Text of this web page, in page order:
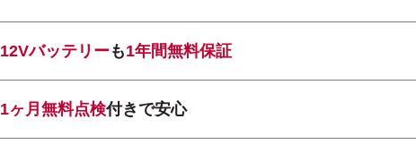
12Vバッテリーも1年間無料保証
1ヶ月無料点検付きで安心